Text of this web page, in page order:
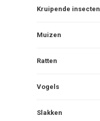
Kruipende insecten
Muizen
Ratten
Vogels
Slakken